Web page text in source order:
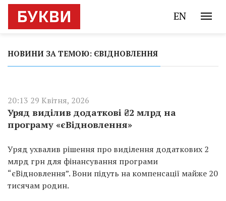
EN
НОВИНИ ЗА ТЕМОЮ: ЄВІДНОВЛЕННЯ
20:13 29 Квітня, 2026
Уряд виділив додаткові ₴2 млрд на
програму «єВідновлення»
Уряд ухвалив рішення про виділення додаткових 2
млрд грн для фінансування програми
“єВідновлення”. Вони підуть на компенсації майже 20
тисячам родин.